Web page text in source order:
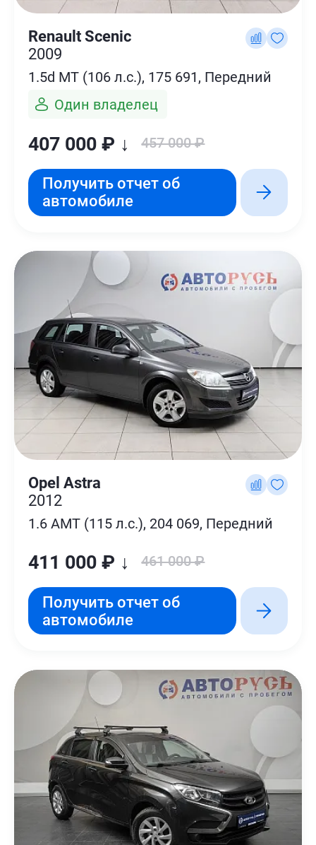
Renault Scenic
2009
1.5d MT (106 л.с.), 175 691, Передний
Один владелец
407 000 ₽ ↓ 457 000 ₽
Получить отчет об
автомобиле
Opel Astra
2012
1.6 AMT (115 л.с.), 204 069, Передний
411 000 ₽ ↓ 461 000 ₽
Получить отчет об
автомобиле